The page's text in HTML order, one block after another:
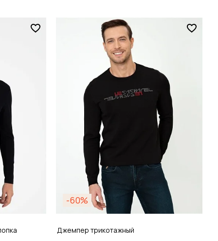
Добавить в корзину
-60%
Джемпер трикотажный